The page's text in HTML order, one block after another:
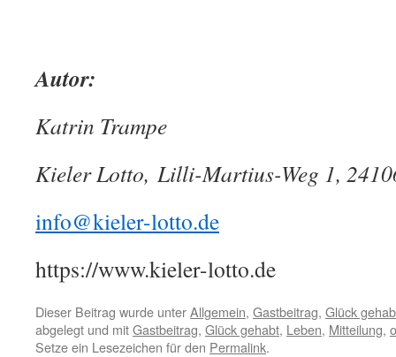
Autor:
Katrin Trampe
Kieler Lotto, Lilli-Martius-Weg 1,
info@kieler-lotto.de
https://www.kieler-lotto.de
Dieser Beitrag wurde unterAllgemein, Gastbeitrag, Glück
abgelegt und mitGastbeitrag, Glück gehabt, Leben, Mitteilung,
Setze ein Lesezeichen für den Permalink.